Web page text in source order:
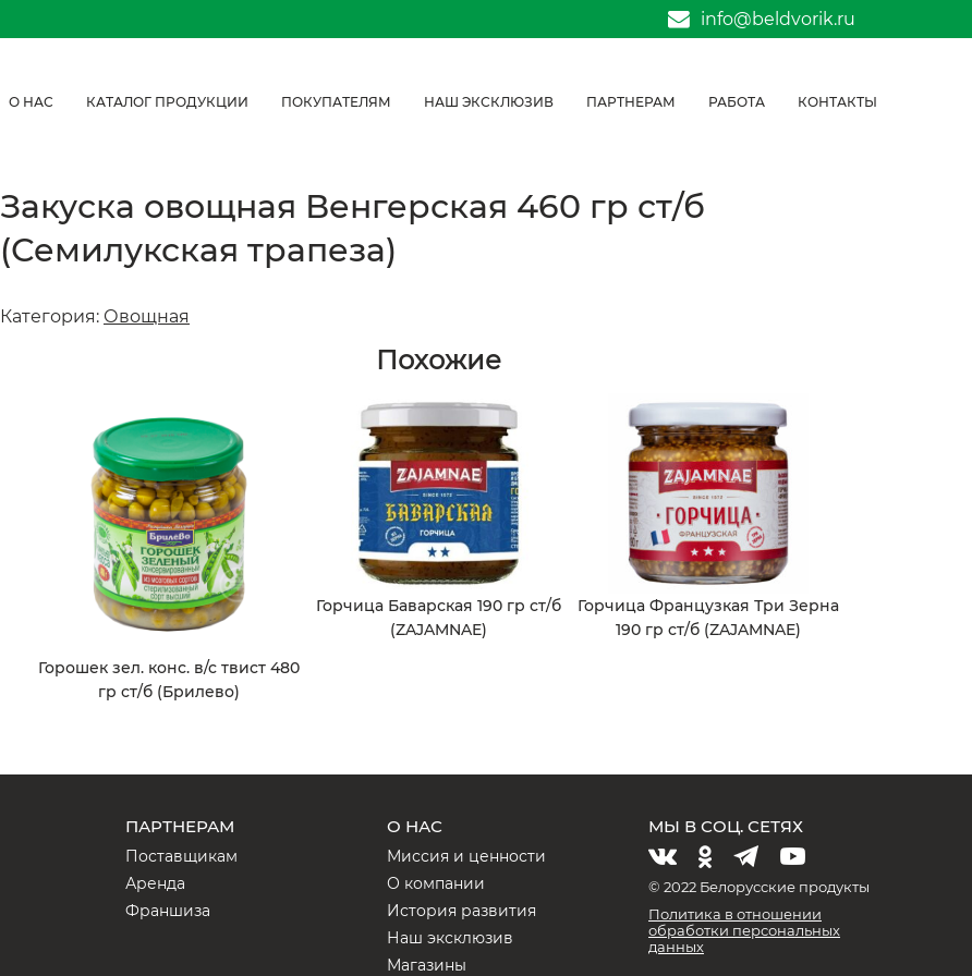
info@beldvorik.ru
О НАС КАТАЛОГ ПРОДУКЦИИ ПОКУПАТЕЛЯМ НАШ ЭКСКЛЮЗИВ ПАРТНЕРАМ РАБОТА КОНТАКТЫ
Закуска овощная Венгерская 460 гр ст/б
(Семилукская трапеза)
Категория: Овощная
Похожие
Горошек зел. конс. в/с твист 480
гр ст/б (Брилево)
Горчица Баварская 190 гр ст/б
(ZAJAMNAE)
Горчица Французкая Три Зерна
190 гр ст/б (ZAJAMNAE)
ПАРТНЕРАМ
Поставщикам
Аренда
Франшиза
О НАС
Миссия и ценности
О компании
История развития
Наш эксклюзив
Магазины
МЫ В СОЦ. СЕТЯХ
© 2022 Белорусские продукты
Политика в отношении
обработки персональных
данных